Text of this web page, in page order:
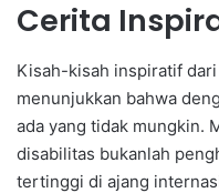
Cerita
Kisah-kisah inspiratif
menunjukkan bahwa
ada yang tidak mungkin.
disabilitas bukanlah
tertinggi di ajang